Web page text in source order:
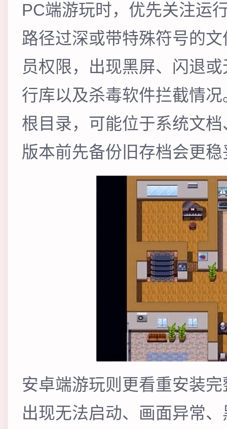
PC端游玩时，优先关注运
路径过深或带特殊符号的
员权限，出现黑屏、闪退
行库以及杀毒软件拦截情
根目录，可能位于系统文
版本前先备份旧存档会更稳
安卓端游玩则更看重安装
出现无法启动、画面异常